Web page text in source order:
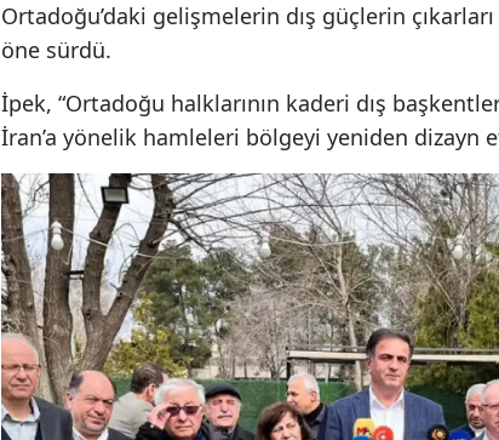
Ortadoğu’daki gelişmelerin dış güçlerin
öne sürdü.
İpek, “Ortadoğu halklarının kaderi dış
İran’a yönelik hamleleri bölgeyi yeniden dizayn